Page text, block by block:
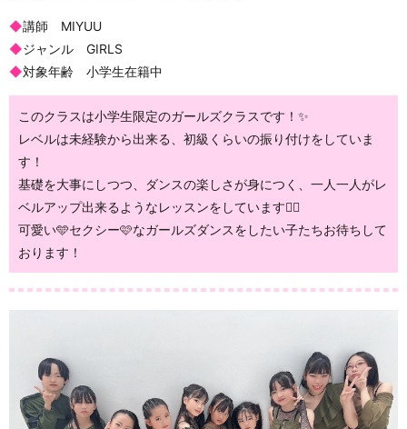
◆講師 MIYUU
◆ジャンル GIRLS
◆対象年齢 小学生在籍中
このクラスは小学生限定のガールズクラスです！✨️
レベルは未経験から出来る、初級くらいの振り付けをしていま
す！
基礎を大事にしつつ、ダンスの楽しさが身につく、一人一人がレ
ベルアップ出来るようなレッスンをしています❤️‍🔥
可愛い🩵セクシー🩷なガールズダンスをしたい子たちお待ちして
おります！